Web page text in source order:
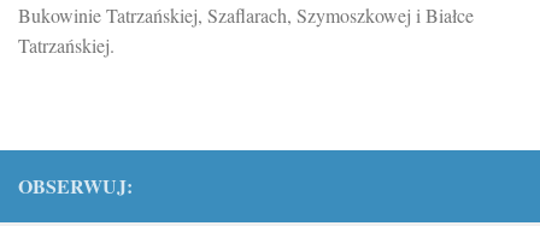
Bukowinie Tatrzańskiej, Szaflarach, Szymoszkowej i Białce
Tatrzańskiej.
OBSERWUJ: